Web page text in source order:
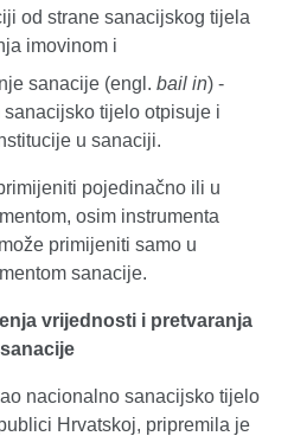
od strane sanacijskog tijela
imovinom i
sanacije (engl. bail in) -
tijelo otpisuje i
u sanaciji.
pojedinačno ili u
osim instrumenta
primijeniti samo u
sanacije.
vrijednosti i pretvaranja
nacionalno sanacijsko tijelo
Hrvatskoj, pripremila je